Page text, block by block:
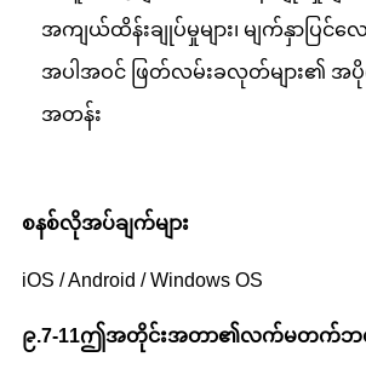
အကျယ်ထိန်းချုပ်မှုများ၊ မျက်နှာပြင်လ
အပါအဝင် ဖြတ်လမ်းခလုတ်များ၏ အ
အတန်း
စနစ်လိုအပ်ချက်များ
iOS / Android / Windows OS
၉.7-11ဤအတိုင်းအတာ၏လက်မတက်ဘလ